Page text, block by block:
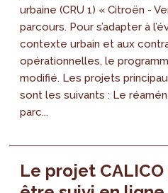
urbaine (CRU 1) « Citroën -
parcours. Pour s’adapter à
contexte urbain et aux
opérationnelles, le
modifié. Les projets
sont les suivants : Le
parc...
Le projet